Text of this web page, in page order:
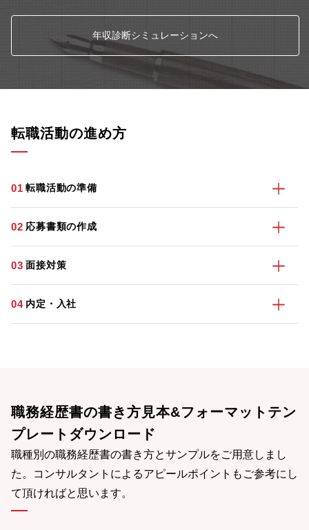
年収診断シミュレーションへ
転職活動の進め方
01 転職活動の準備
02 応募書類の作成
03 面接対策
04 内定・入社
職務経歴書の書き方見本&フォーマットテン
プレートダウンロード
職種別の職務経歴書の書き方とサンプルをご用意しまし
た。コンサルタントによるアピールポイントもご参考にし
て頂ければと思います。